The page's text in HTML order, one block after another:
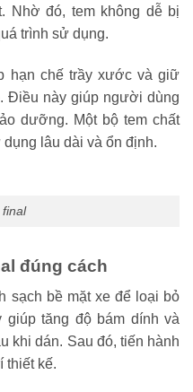
Nhờ đó, tem không dễ bị
trình sử dụng.
hạn chế trầy xước và giữ
Điều này giúp người dùng
dưỡng. Một bộ tem chất
lâu dài và ổn định.
đúng cách
sạch bề mặt xe để loại bỏ
tăng độ bám dính và
khi dán. Sau đó, tiến hành
thiết kế.